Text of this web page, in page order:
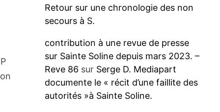
Retour sur une chronologie des non
secours à S.
contribution à une revue de presse
sur Sainte Soline depuis mars 2023. –
Reve 86 sur Serge D. Mediapart
documente le « récit d’une faillite des
autorités »à Sainte Soline.